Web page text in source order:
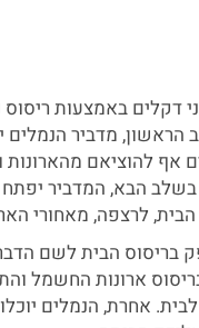
דקלים באמצעות
מדביר הנמלים
אף להוציאם
הבא, המדביר יפתח
לרצפה, מאחורי
בריסוס הבית לשם
ארונות החשמל
אחרת, הנמלים